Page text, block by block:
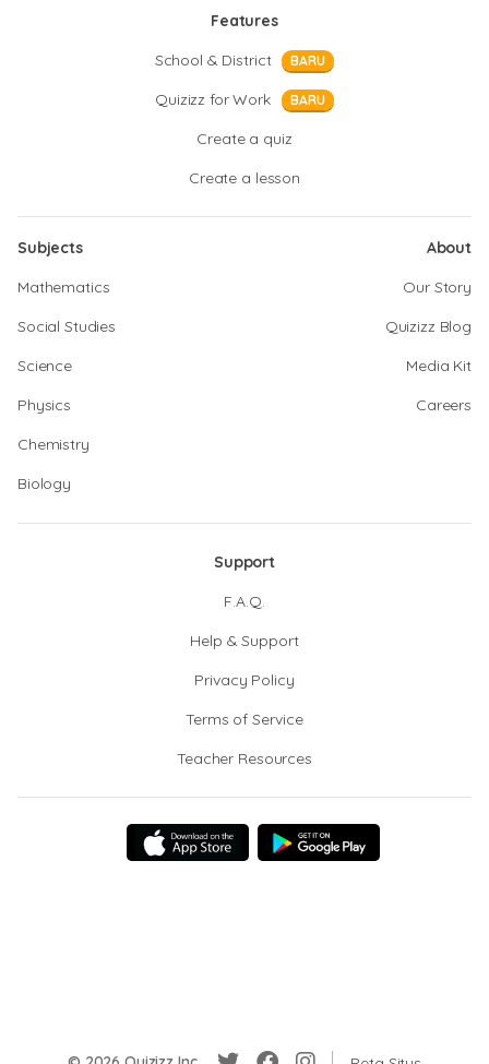
Features
School & District
BARU
Quizizz for Work BARU
Create a quiz
Create a lesson
Subjects
Mathematics
Social Studies
Science
Physics
Chemistry
Biology
About
Our Story
Quizizz Blog
Media Kit
Careers
Support
F.A.Q.
Help & Support
Privacy Policy
Terms of Service
Teacher Resources